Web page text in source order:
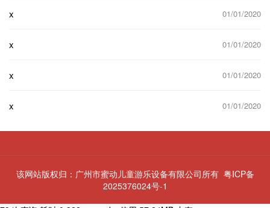
x 01/01/2020
x 01/01/2020
x 01/01/2020
x 01/01/2020
该网站版权归：广州市蜜动儿童游乐设备有限公司所有 粤ICP备
2025376024号-1